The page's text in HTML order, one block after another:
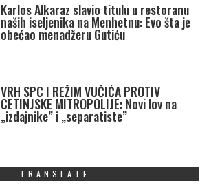
Karlos Alkaraz slavio titulu u restoranu
naših iseljenika na Menhetnu: Evo šta je
obećao menadžeru Gutiću
VRH SPC I REŽIM VUČIĆA PROTIV
CETINJSKE MITROPOLIJE: Novi lov na
„izdajnike” i „separatiste”
TRANSLATE